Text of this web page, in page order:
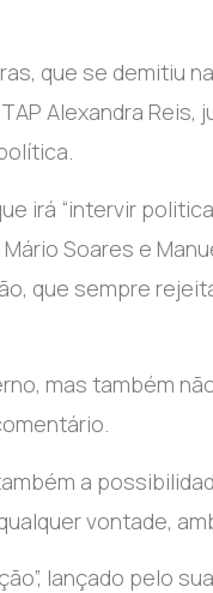
que se demitiu
Alexandra
irá “intervir
Soares e
que sempre
mas também
a
vontade,
lançado pelo